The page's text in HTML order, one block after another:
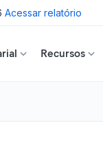
Acessar relatório
Recursos